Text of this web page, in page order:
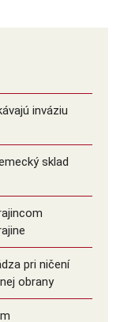
inváziu
sklad
pri ničení
obrany